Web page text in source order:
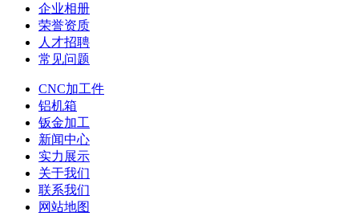
企业相册
荣誉资质
人才招聘
常见问题
CNC加工件
铝机箱
钣金加工
新闻中心
实力展示
关于我们
联系我们
网站地图